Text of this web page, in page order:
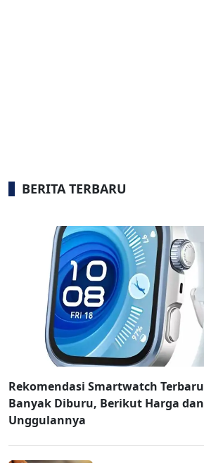
BERITA TERBARU
Rekomendasi Smartwatch
Banyak Diburu, Berikut Harga
Unggulannya